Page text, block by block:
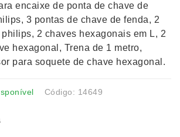
encaixe de ponta de chave de
3 pontas de chave de fenda, 2
2 chaves hexagonais em L, 2
hexagonal, Trena de 1 metro,
para soquete de chave hexagonal.
Código: 14649